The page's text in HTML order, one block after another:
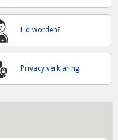
Lid worden?
Privacy verklaring